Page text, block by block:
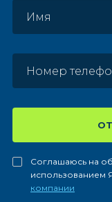
Соглашаюсь на
использованием
компании